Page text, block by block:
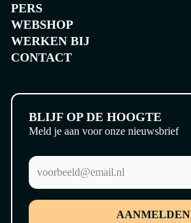
KORTE VIDEO'S
PERS
WEBSHOP
WERKEN BIJ
CONTACT
BLIJF OP DE HOOGTE
Meld je aan voor onze nieuwsbrief
AANMELDEN